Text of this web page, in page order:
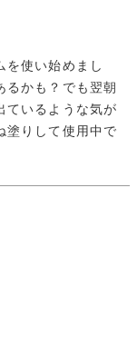
を使い始めまし
るかも？でも翌朝
ているような気が
塗りして使用中で